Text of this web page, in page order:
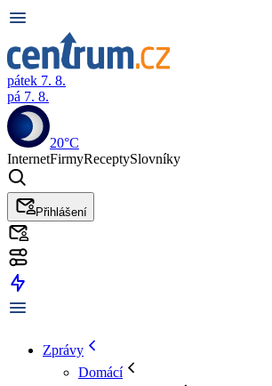
pátek 7. 8.
pá 7. 8.
20°C
InternetFirmyReceptySlovníky
Přihlášení
Zprávy
Domácí